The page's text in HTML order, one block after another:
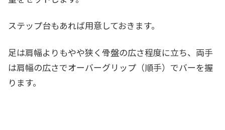
ステップ台もあれば用意しておきます。
足は肩幅よりもやや狭く骨盤の広さ程度に立ち、両手
は肩幅の広さでオーバーグリップ（順手）でバーを握
ります。